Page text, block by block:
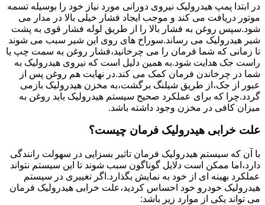
در ابتدا پمپ هیدرولیک نیروی دورانی مورد نیاز خود را بوسیله تسمه
موتور دریافت می کند و موجب ایجاد فشار خیلی بالا در مدار می
شود.سپس روغن به فشار بالا را از طریق لوله فشار قوی به پشت
شیر هیدرولیک می رساند.سوراخ های روی این شیر سبب می شوند
تا زمانی که شما فرمان را می چرخانید،فشار روغن به سمت چپ یا
راست جک هدایت شود.به همین دلیل است که نیروی هیدرولیک به
شما در چرخاندن فرمان کمک می کند.در نهایت هم روغن پس از
عبور از جک،از طریق شیلنگ برگشت،به مخزن هیدرولیک بازمی
گردد.چرا که برای عملکرد صحیح سیستم هیدرولیک باید روغن به
میزان کافی در مخزن وجود داشته باشد.
علت خرابی هیدرولیک فرمان چیست؟
با آن که سیستم هیدرولیک فرمان تاثیر بسزایی در سهولت رانندگی
دارد،اما ممکن است دلایل گوناگون سبب شوند تا این سیستم نتواند
عملکرد بهینه ای از خود به نمایش بگذارد.اگر تغییری در سیستم
هیدرولیک خودرو خود احساس کردید،علت خرابی هیدرولیک فرمان
می تواند یکی از موارد زیر باشد: